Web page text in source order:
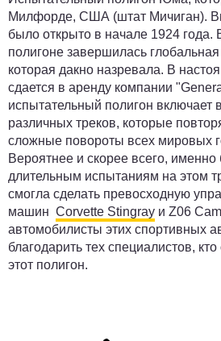
Милфорде, США (штат Мичиган).
было открыто в начале 1924 года.
полигоне завершилась глобальная
которая дакно назревала. В
сдается в аренду компании
испытательный полигон включает
различных треков, которые
сложные повороты всех мировых
Вероятнее и скорее всего, именно
длительным испытаниям на этом
смогла сделать превосходную
машин Corvette Stingray и Z06
автомобилисты этих спортивных
благодарить тех специалистов,
этот полигон.